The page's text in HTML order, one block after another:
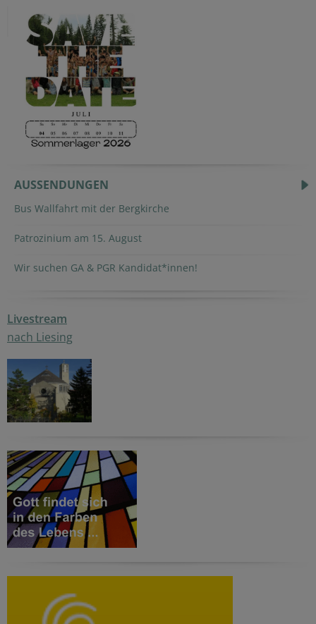
AUSSENDUNGEN
Bus Wallfahrt mit der Bergkirche
Patrozinium am 15. August
Wir suchen GA & PGR Kandidat*innen!
Livestream
nach Liesing